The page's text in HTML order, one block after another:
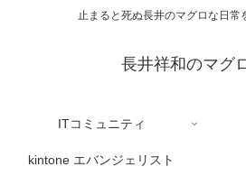
止まると死ぬ長井のマグロな日常
長井祥和のマグ
ITコミュニティ
kintone エバンジェリスト